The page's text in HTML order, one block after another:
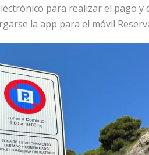
para realizar el pago y
la app para el móvil